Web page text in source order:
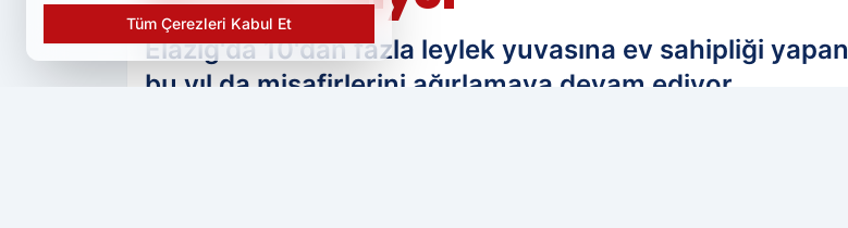
Elazığ'da 10'dan fazla leylek yuvasına ev sahipliği
bu yıl da misafirlerini ağırlamaya devam ediyor.
Tüm Çerezleri Kabul Et